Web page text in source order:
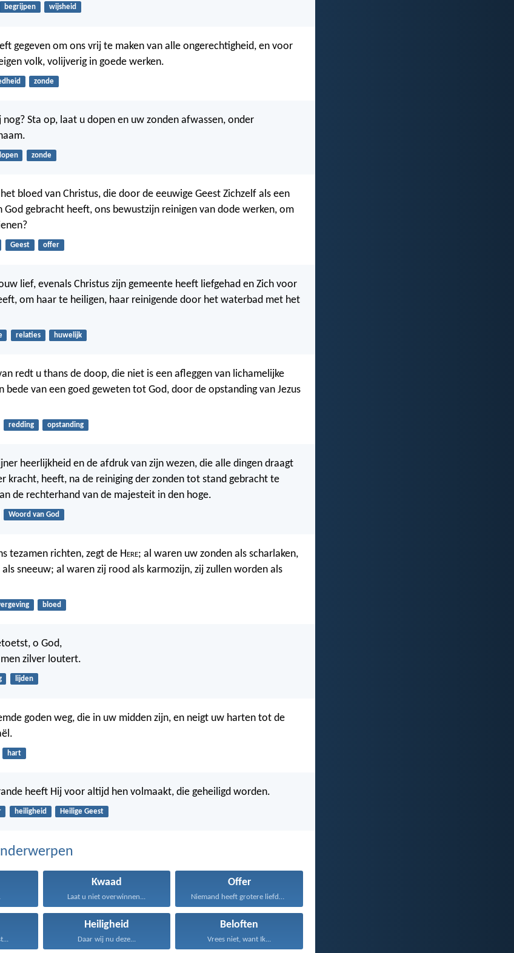
begrijpen wijsheid
gegeven om ons vrij te maken van alle ongerechtigheid, en voor
volk, volijverig in goede werken.
zonde
nog? Sta op, laat u dopen en uw zonden afwassen, onder
zonde
bloed van Christus, die door de eeuwige Geest Zichzelf als een
gebracht heeft, ons bewustzijn reinigen van dode werken, om
Geest offer
lief, evenals Christus zijn gemeente heeft liefgehad en Zich voor
om haar te heiligen, haar reinigende door het waterbad met het
relaties huwelijk
redt u thans de doop, die niet is een afleggen van lichamelijke
bede van een goed geweten tot God, door de opstanding van Jezus
redding opstanding
heerlijkheid en de afdruk van zijn wezen, die alle dingen draagt
kracht, heeft, na de reiniging der zonden tot stand gebracht te
de rechterhand van de majesteit in den hoge.
Woord van God
tezamen richten, zegt de Here; al waren uw zonden als scharlaken,
sneeuw; al waren zij rood als karmozijn, zij zullen worden als
bloed
o God,
zilver loutert.
lijden
goden weg, die in uw midden zijn, en neigt uw harten tot de
hart
heeft Hij voor altijd hen volmaakt, die geheiligd worden.
heiligheid Heilige Geest
Kwaad
Laat u niet overwinnen...
Offer
Niemand heeft grotere liefde...
Heiligheid
Daar wij nu deze...
Beloften
Vrees niet, want Ik...